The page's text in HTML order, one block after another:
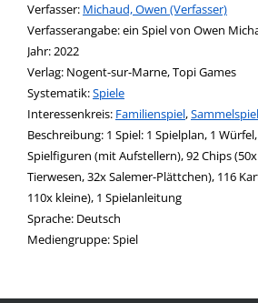
Verfasser: Suche nach diesem Verfasser
Michaud, Owen (Verfasser)
Verfasserangabe:ein Spiel von Owen
Jahr:2022
Verlag: Nogent-sur-Marne, Topi Games
opens in new tab
Diesen Link in neuem Tab öffnen
Systematik:Suche nach dieser Systematik
Spiele
Interessenkreis: Suche nach diesem
Familienspiel,Sammelspiel
Beschreibung: 1 Spiel: 1 Spielplan, 1
Spielfiguren (mit Aufstellern), 92 Chips
Tierwesen, 32x Salemer-Plättchen), 116
110x kleine), 1 Spielanleitung
Suche nach dieser Beteiligten Person
Sprache: Deutsch
Mediengruppe:Spiel